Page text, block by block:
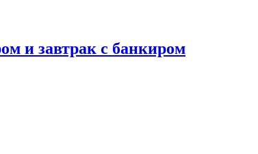
и завтрак с банкиром